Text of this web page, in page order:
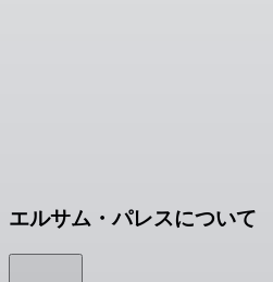
エルサム・パレスについて